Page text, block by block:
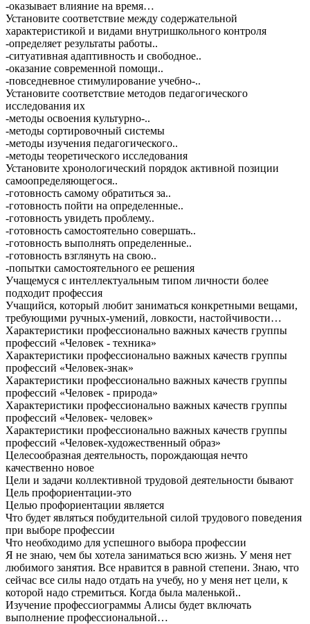
-оказывает влияние на время…
Установите соответствие между содержательной
характеристикой и видами внутришкольного контроля
-определяет результаты работы..
-ситуативная адаптивность и свободное..
-оказание современной помощи..
-повседневное стимулирование учебно-..
Установите соответствие методов педагогического
исследования их
-методы освоения культурно-..
-методы сортировочный системы
-методы изучения педагогического..
-методы теоретического исследования
Установите хронологический порядок активной позиции
самоопределяющегося..
-готовность самому обратиться за..
-готовность пойти на определенные..
-готовность увидеть проблему..
-готовность самостоятельно совершать..
-готовность выполнять определенные..
-готовность взглянуть на свою..
-попытки самостоятельного ее решения
Учащемуся с интеллектуальным типом личности более
подходит профессия
Учащийся, который любит заниматься конкретными вещами,
требующими ручных-умений, ловкости, настойчивости…
Характеристики профессионально важных качеств группы
профессий «Человек - техника»
Характеристики профессионально важных качеств группы
профессий «Человек-знак»
Характеристики профессионально важных качеств группы
профессий «Человек - природа»
Характеристики профессионально важных качеств группы
профессий «Человек- человек»
Характеристики профессионально важных качеств группы
профессий «Человек-художественный образ»
Целесообразная деятельность, порождающая нечто
качественно новое
Цели и задачи коллективной трудовой деятельности бывают
Цель профориентации-это
Целью профориентации является
Что будет являться побудительной силой трудового поведения
при выборе профессии
Что необходимо для успешного выбора профессии
Я не знаю, чем бы хотела заниматься всю жизнь. У меня нет
любимого занятия. Все нравится в равной степени. Знаю, что
сейчас все силы надо отдать на учебу, но у меня нет цели, к
которой надо стремиться. Когда была маленькой..
Изучение профессиограммы Алисы будет включать
выполнение профессиональной…